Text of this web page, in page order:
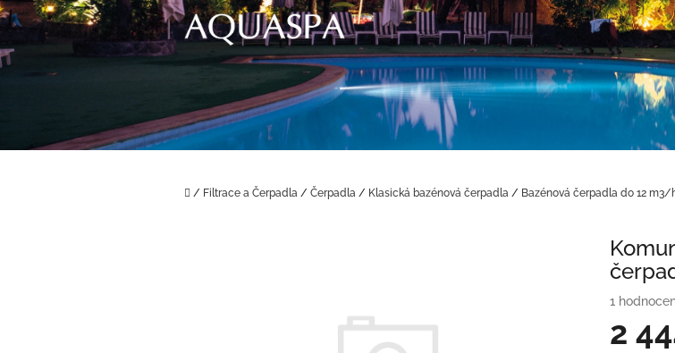
Přejít
na
Domů
/ Filtrace a Čerpadla / Čerpadla / Klasická bazénová čerpadla / Bazénová čerpadla do 12 m3/
Průměrné
produktu
1
2